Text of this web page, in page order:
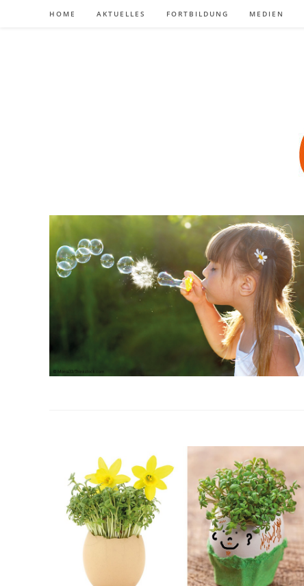
HOME AKTUELLES FORTBILDUNG MEDIEN